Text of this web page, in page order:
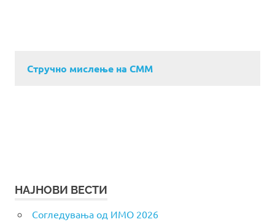
Стручно мислење на СММ
НАЈНОВИ ВЕСТИ
Согледувања од ИМО 2026